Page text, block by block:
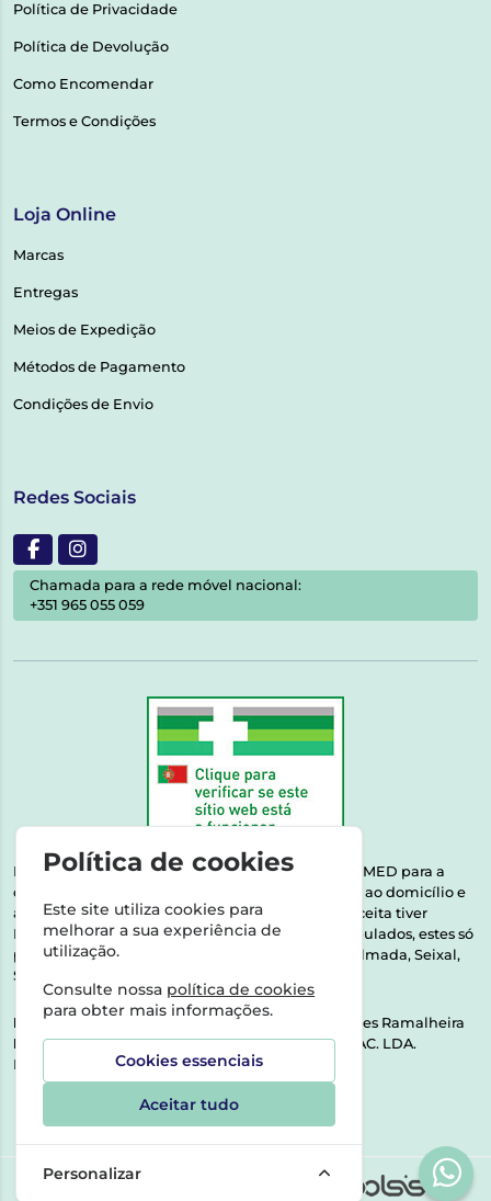
Política de Privacidade
Política de Devolução
Como Encomendar
Termos e Condições
Loja Online
Marcas
Entregas
Meios de Expedição
Métodos de Pagamento
Condições de Envio
Redes Sociais
Chamada para a rede móvel nacional:
+351 965 055 059
Esta farmácia encontra-se autorizada pelo INFARMED para a
dispensa de medicamentos e produtos de saúde ao domicílio e
através da internet. Medicamentos | Se na sua receita tiver
MSRM, MNSRM, MSRMV ou Medicamentos Manipulados, estes só
podem ser entregues nos seguintes concelhos: Almada, Seixal,
Sesimbra, Oeiras e Lisboa.
Direção Técnica:
Dra. Raquel Alexandra Fernandes Ramalheira
NIPC:513064133 | ASPAS E NÚMEROS SOC. FARMAC. LDA.
Rua dos Castanheiros 5 AB Feijó2810-036 Almada
Política de cookies
Este site utiliza cookies para
melhorar a sua experiência de
utilização.
Consulte nossa política de cookies
para obter mais informações.
Cookies essenciais
Aceitar tudo
Personalizar